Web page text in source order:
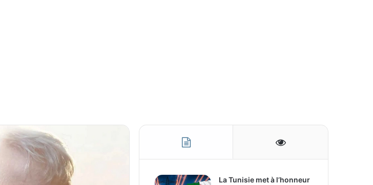
La Tunisie met à l’honneur